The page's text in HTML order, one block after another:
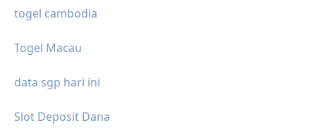
togel cambodia
Togel Macau
data sgp hari ini
Slot Deposit Dana